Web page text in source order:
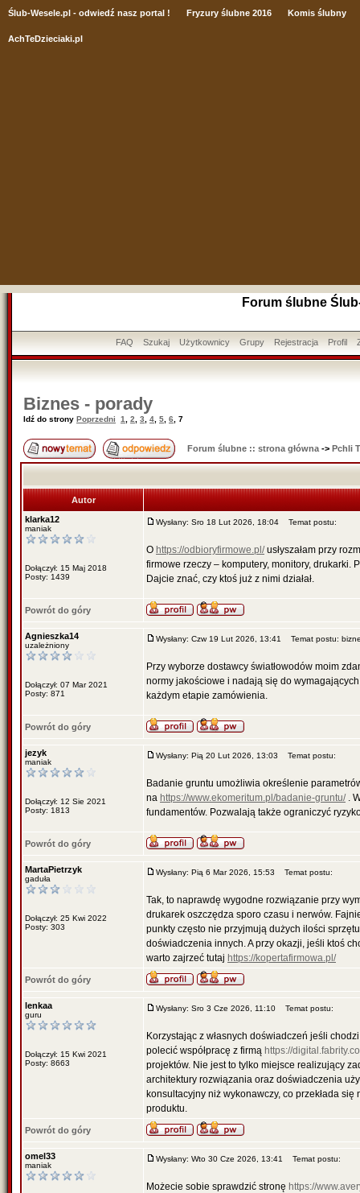
Ślub-Wesele.pl - odwiedź nasz portal ! Fryzury ślubne 2016 Komis ślubny
AchTeDzieciaki.pl
Forum ślubne
FAQ Szukaj Użytkownicy Grupy Rejestracja Profil
Biznes - porady
Idź do strony Poprzedni 1 2 3 4 5 6 7
Forum ślubne :: strona główna -> Pchli
Autor
klarka12
maniak
Dołączył: 15 Maj 2018
Posty: 1439
Wysłany: Sro 18 Lut 2026, 18:04 Temat postu:
O https://odbioryfirmowe.pl/usłyszałam przy
firmowe rzeczy – komputery, monitory, drukarki.
Dajcie znać, czy ktoś już z nimi działał.
Powrót do góry
Agnieszka14
uzależniony
Dołączył: 07 Mar 2021
Posty: 871
Wysłany: Czw 19 Lut 2026, 13:41 Temat postu:
Przy wyborze dostawcy światłowodów moim
normy jakościowe i nadają się do
każdym etapie zamówienia.
Powrót do góry
jezyk
maniak
Dołączył: 12 Sie 2021
Posty: 1813
Wysłany: Pią 20 Lut 2026, 13:03 Temat postu:
Badanie gruntu umożliwia określenie
na https://www.ekomeritum.pl/badanie-gruntu/.
fundamentów. Pozwalają także ograniczyć
Powrót do góry
MartaPietrzyk
gaduła
Dołączył: 25 Kwi 2022
Posty: 303
Wysłany: Pią 6 Mar 2026, 15:53 Temat postu:
Tak, to naprawdę wygodne rozwiązanie przy
drukarek oszczędza sporo czasu i nerwów.
punkty często nie przyjmują dużych ilości
doświadczenia innych. A przy okazji, jeśli ktoś
warto zajrzeć tutaj https://kopertafirmowa.pl/
Powrót do góry
lenkaa
guru
Dołączył: 15 Kwi 2021
Posty: 8663
Wysłany: Sro 3 Cze 2026, 11:10 Temat postu:
Korzystając z własnych doświadczeń jeśli
polecić współpracę z firmą https://
projektów. Nie jest to tylko miejsce realizujący
architektury rozwiązania oraz doświadczenia
konsultacyjny niż wykonawczy, co przekłada
produktu.
Powrót do góry
omel33
maniak
Wysłany: Wto 30 Cze 2026, 13:41 Temat postu:
Możecie sobie sprawdzić stronę https://